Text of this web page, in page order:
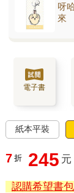
呀
來
電子書
紙本平裝
7 折 245 元
認購希望書